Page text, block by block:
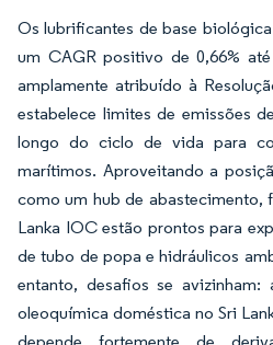
Os lubrificantes de base
um CAGR positivo de 0,66%
amplamente atribuído à
estabelece limites de emissões
longo do ciclo de vida para
marítimos. Aproveitando a
como um hub de abastecimento,
Lanka IOC estão prontos para
de tubo de popa e hidráulicos
entanto, desafios se avizinham:
oleoquímica doméstica no Sri